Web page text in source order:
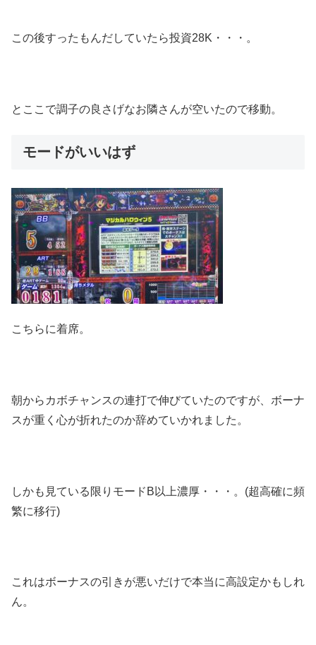
この後すったもんだしていたら投資28K・・・。
とここで調子の良さげなお隣さんが空いたので移動。
モードがいいはず
こちらに着席。
朝からカボチャンスの連打で伸びていたのですが、ボーナ
スが重く心が折れたのか辞めていかれました。
しかも見ている限りモードB以上濃厚・・・。(超高確に頻
繁に移行)
これはボーナスの引きが悪いだけで本当に高設定かもしれ
ん。